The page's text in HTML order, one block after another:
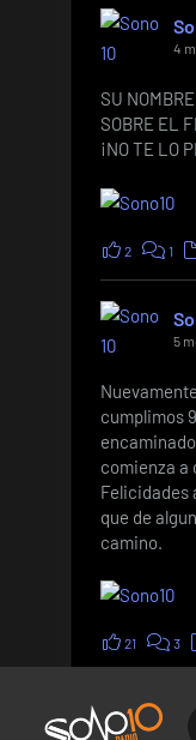
4
SU
SOBRE EL
¡NO TE LO
2 1
5
cumplimos
comienza a
Felicidades
que de
camino.
21 3